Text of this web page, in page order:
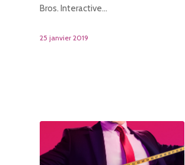
Bros. Interactive…
25 janvier 2019